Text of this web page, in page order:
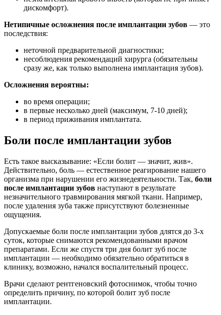
дискомфорт).
Нетипичные осложнения после имплантации зубов — это
последствия:
неточной предварительной диагностики;
несоблюдения рекомендаций хирурга (обязательны
сразу же, как только выполнена имплантация зубов).
Осложнения вероятны:
во время операции;
в первые несколько дней (максимум, 7-10 дней);
в период приживания имплантата.
Боли после имплантации зубов
Есть такое высказывание: «Если болит — значит, жив».
Действительно, боль — естественное реагирование нашего
организма при нарушении его жизнедеятельности. Так, боли
после имплантации зубов наступают в результате
незначительного травмирования мягкой ткани. Например,
после удаления зуба также присутствуют болезненные
ощущения.
Допускаемые боли после имплантации зубов длятся до 3-х
суток, которые снимаются рекомендованными врачом
препаратами. Если же спустя три дня болит зуб после
имплантации — необходимо обязательно обратиться в
клинику, возможно, начался воспалительный процесс.
Врачи сделают рентгеновский фотоснимок, чтобы точно
определить причину, по которой болит зуб после
имплантации.